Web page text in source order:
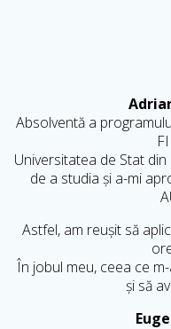
Absolventă a
Universitatea de Stat
de a studia și a-mi
Astfel, am reușit să
În jobul meu, ceea ce
și să